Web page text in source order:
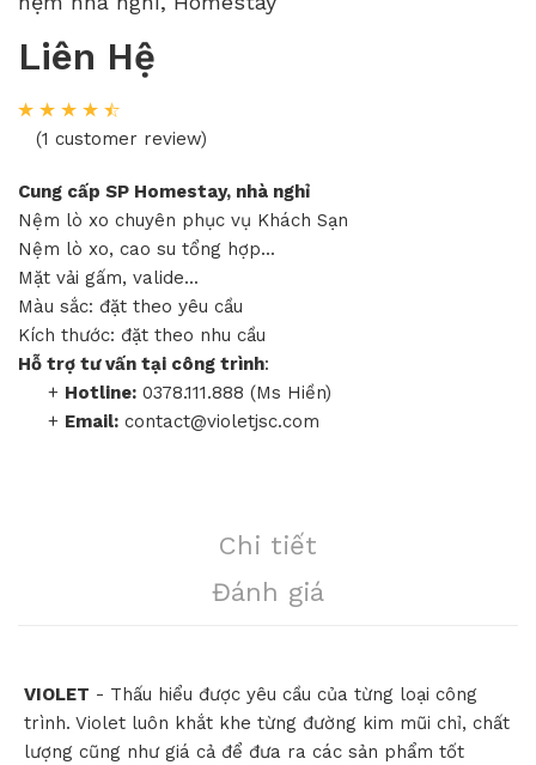
Liên Hệ
(1 customer review)
Cung cấp SP Homestay, nhà nghỉ
Nệm lò xo chuyên phục vụ Khách Sạn
Nệm lò xo, cao su tổng hợp...
Mặt vải gấm, valide...
Màu sắc: đặt theo yêu cầu
Kích thước: đặt theo nhu cầu
Hỗ trợ tư vấn tại công trình:
+ Hotline: 0378.111.888 (Ms Hiền)
+ Email: contact@violetjsc.com
Chi tiết
Đánh giá
VIOLET - Thấu hiểu được yêu cầu của từng loại công
trình. Violet luôn khắt khe từng đường kim mũi chỉ, chất
lượng cũng như giá cả để đưa ra các sản phẩm tốt